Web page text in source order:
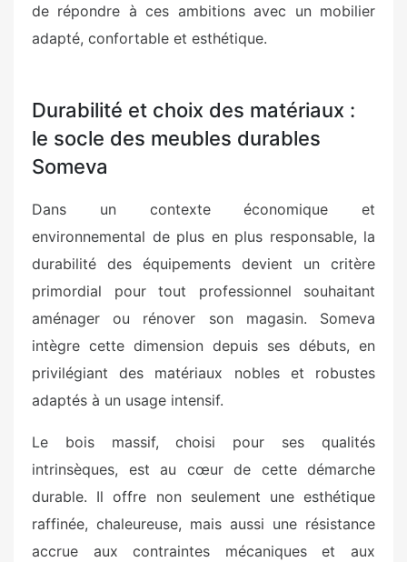
de répondre à ces ambitions avec un mobilier
adapté, confortable et esthétique.
Durabilité et choix des matériaux :
le socle des meubles durables
Someva
Dans un contexte économique et
environnemental de plus en plus responsable, la
durabilité des équipements devient un critère
primordial pour tout professionnel souhaitant
aménager ou rénover son magasin. Someva
intègre cette dimension depuis ses débuts, en
privilégiant des matériaux nobles et robustes
adaptés à un usage intensif.
Le bois massif, choisi pour ses qualités
intrinsèques, est au cœur de cette démarche
durable. Il offre non seulement une esthétique
raffinée, chaleureuse, mais aussi une résistance
accrue aux contraintes mécaniques et aux